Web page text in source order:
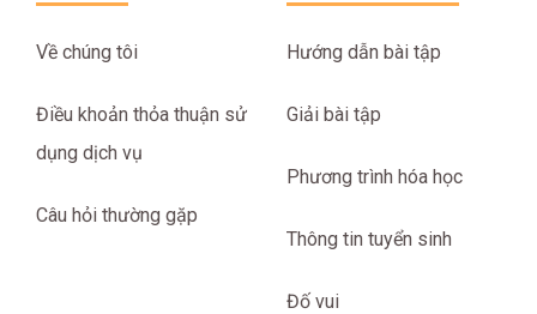
Về chúng tôi
Điều khoản thỏa thuận sử
dụng dịch vụ
Câu hỏi thường gặp
Hướng dẫn bài tập
Giải bài tập
Phương trình hóa học
Thông tin tuyển sinh
Đố vui